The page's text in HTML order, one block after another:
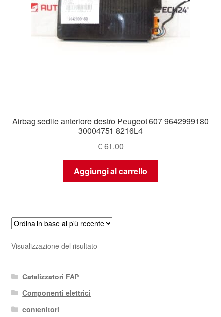
Airbag sedile anteriore destro Peugeot 607 9642999180
30004751 8216L4
€61.00
Aggiungi al carrello
Visualizzazione del risultato
Catalizzatori FAP
Componenti elettrici
contenitori